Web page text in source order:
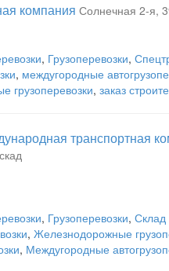
компания Солнечная 2-я,
, Грузоперевозки,
, междугородные
грузоперевозки, заказ
транспортная
, Грузоперевозки, Склад
, Железнодорожные
, Междугородные